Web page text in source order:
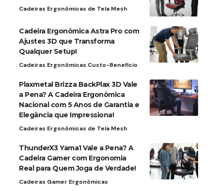
Cadeiras Ergonômicas de Tela Mesh
Cadeira Ergonômica Astra Pro com
Ajustes 3D que Transforma
Qualquer Setup!
Cadeiras Ergonômicas Custo-Benefício
Plaxmetal Brizza BackPlax 3D Vale
a Pena? A Cadeira Ergonômica
Nacional com 5 Anos de Garantia e
Elegância que Impressiona!
Cadeiras Ergonômicas de Tela Mesh
ThunderX3 Yama1 Vale a Pena? A
Cadeira Gamer com Ergonomia
Real para Quem Joga de Verdade!
Cadeiras Gamer Ergonômicas